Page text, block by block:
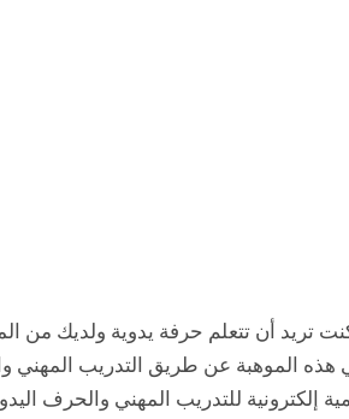
كنت تريد أن تتعلم حرفة يدوية ولديك من
هذه الموهبة عن طريق التدريب المهني
إلكترونية للتدريب المهني والحرف